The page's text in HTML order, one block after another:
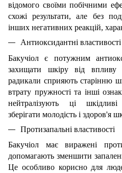
відомого своїми побічними
схожі результати, але без
інших негативних реакцій,
Антиоксидантні властивості
Бакучіол є потужним
захищати шкіру від впливу
радикали сприяють старінню
втрату пружності та інші
нейтралізують ці
зберігати молодість і здоров'я
Протизапальні властивості
Бакучіол має виражені
допомагають зменшити
Це особливо корисно для